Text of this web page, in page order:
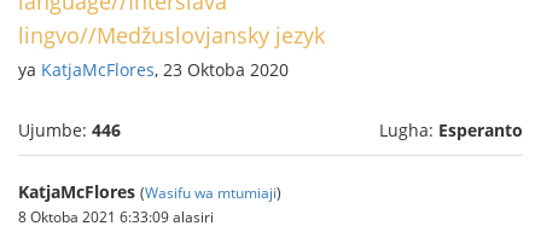
lingvo//Medžuslovjansky jezyk
ya KatjaMcFlores, 23 Oktoba 2020
Ujumbe: 446 Lugha: Esperanto
KatjaMcFlores (Wasifu wa mtumiaji)
8 Oktoba 2021 6:33:09 alasiri